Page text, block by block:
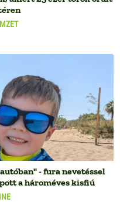
- fura nevetéssel
a hároméves kisfiú